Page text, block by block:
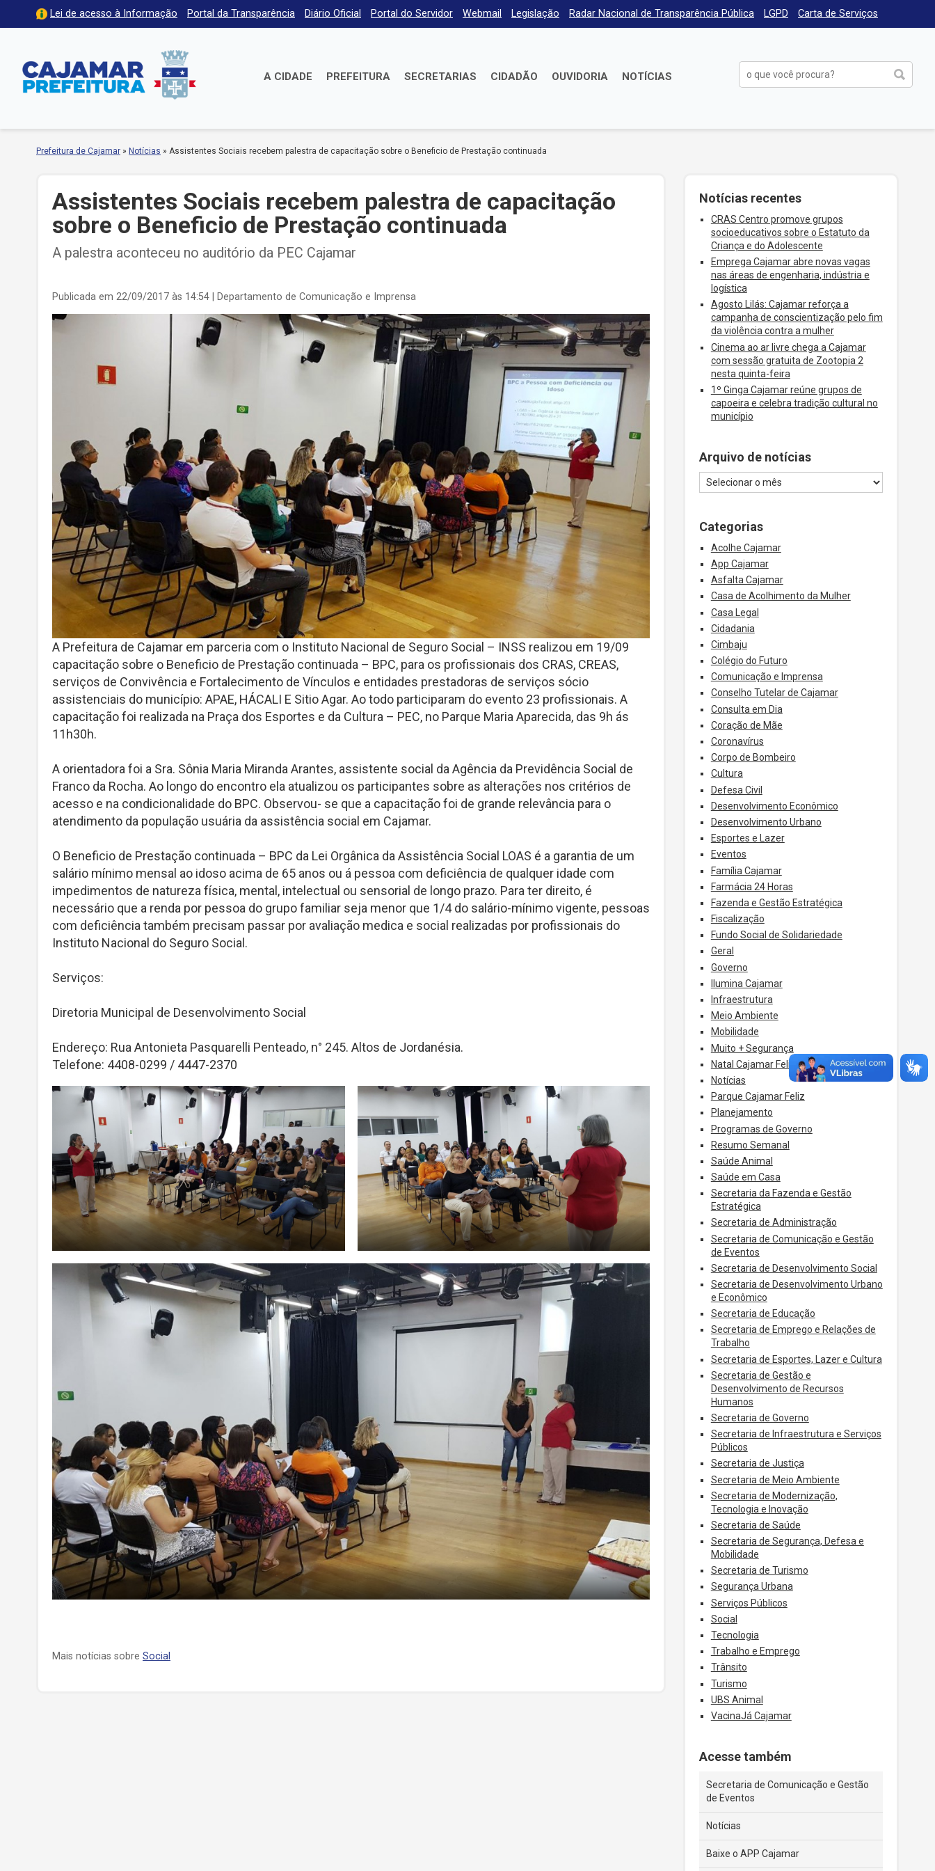
Lei de acesso à Informação Portal da Transparência Diário Oficial Portal do Servidor Webmail Legislação Radar Nacional de Transparência Pública LGPD Carta de Serviços
A CIDADE PREFEITURA SECRETARIAS CIDADÃO OUVIDORIA NOTÍCIAS
Prefeitura de Cajamar » Notícias » Assistentes Sociais recebem palestra de capacitação sobre o Beneficio de Prestação continuada
Assistentes Sociais recebem palestra de capacitação
sobre o Beneficio de Prestação continuada
A palestra aconteceu no auditório da PEC Cajamar
Publicada em 22/09/2017 às 14:54 | Departamento de Comunicação e Imprensa
A Prefeitura de Cajamar em parceria com o Instituto Nacional de Seguro Social – INSS realizou em 19/09
capacitação sobre o Beneficio de Prestação continuada – BPC, para os profissionais dos CRAS, CREAS,
serviços de Convivência e Fortalecimento de Vínculos e entidades prestadoras de serviços sócio
assistenciais do município: APAE, HÁCALI E Sitio Agar. Ao todo participaram do evento 23 profissionais. A
capacitação foi realizada na Praça dos Esportes e da Cultura – PEC, no Parque Maria Aparecida, das 9h ás
11h30h.
A orientadora foi a Sra. Sônia Maria Miranda Arantes, assistente social da Agência da Previdência Social de
Franco da Rocha. Ao longo do encontro ela atualizou os participantes sobre as alterações nos critérios de
acesso e na condicionalidade do BPC. Observou- se que a capacitação foi de grande relevância para o
atendimento da população usuária da assistência social em Cajamar.
O Beneficio de Prestação continuada – BPC da Lei Orgânica da Assistência Social LOAS é a garantia de um
salário mínimo mensal ao idoso acima de 65 anos ou á pessoa com deficiência de qualquer idade com
impedimentos de natureza física, mental, intelectual ou sensorial de longo prazo. Para ter direito, é
necessário que a renda por pessoa do grupo familiar seja menor que 1/4 do salário-mínimo vigente, pessoas
com deficiência também precisam passar por avaliação medica e social realizadas por profissionais do
Instituto Nacional do Seguro Social.
Serviços:
Diretoria Municipal de Desenvolvimento Social
Endereço: Rua Antonieta Pasquarelli Penteado, n° 245. Altos de Jordanésia.
Telefone: 4408-0299 / 4447-2370
Mais notícias sobre Social
Notícias recentes
CRAS Centro promove grupos
socioeducativos sobre o Estatuto da
Criança e do Adolescente
Emprega Cajamar abre novas vagas
nas áreas de engenharia, indústria e
logística
Agosto Lilás: Cajamar reforça a
campanha de conscientização pelo fim
da violência contra a mulher
Cinema ao ar livre chega a Cajamar
com sessão gratuita de Zootopia 2
nesta quinta-feira
1º Ginga Cajamar reúne grupos de
capoeira e celebra tradição cultural no
município
Arquivo de notícias
Categorias
Acolhe Cajamar
App Cajamar
Asfalta Cajamar
Casa de Acolhimento da Mulher
Casa Legal
Cidadania
Cimbaju
Colégio do Futuro
Comunicação e Imprensa
Conselho Tutelar de Cajamar
Consulta em Dia
Coração de Mãe
Coronavírus
Corpo de Bombeiro
Cultura
Defesa Civil
Desenvolvimento Econômico
Desenvolvimento Urbano
Esportes e Lazer
Eventos
Família Cajamar
Farmácia 24 Horas
Fazenda e Gestão Estratégica
Fiscalização
Fundo Social de Solidariedade
Geral
Governo
Ilumina Cajamar
Infraestrutura
Meio Ambiente
Mobilidade
Muito + Segurança
Natal Cajamar Feliz
Notícias
Parque Cajamar Feliz
Planejamento
Programas de Governo
Resumo Semanal
Saúde Animal
Saúde em Casa
Secretaria da Fazenda e Gestão
Estratégica
Secretaria de Administração
Secretaria de Comunicação e Gestão
de Eventos
Secretaria de Desenvolvimento Social
Secretaria de Desenvolvimento Urbano
e Econômico
Secretaria de Educação
Secretaria de Emprego e Relações de
Trabalho
Secretaria de Esportes, Lazer e Cultura
Secretaria de Gestão e
Desenvolvimento de Recursos
Humanos
Secretaria de Governo
Secretaria de Infraestrutura e Serviços
Públicos
Secretaria de Justiça
Secretaria de Meio Ambiente
Secretaria de Modernização,
Tecnologia e Inovação
Secretaria de Saúde
Secretaria de Segurança, Defesa e
Mobilidade
Secretaria de Turismo
Segurança Urbana
Serviços Públicos
Social
Tecnologia
Trabalho e Emprego
Trânsito
Turismo
UBS Animal
VacinaJá Cajamar
Acesse também
Secretaria de Comunicação e Gestão
de Eventos
Notícias
Baixe o APP Cajamar